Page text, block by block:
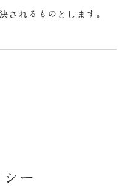
されるものとします｡
ー